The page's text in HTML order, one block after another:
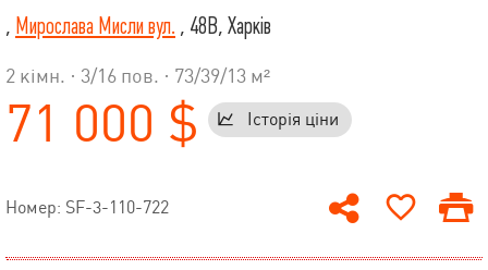
, Мирослава Мисли вул. , 48В, Харків
2 кімн. · 3/16 пов. · 73/39/13 м²
71 000 $ Історія ціни
Номер: SF-3-110-722